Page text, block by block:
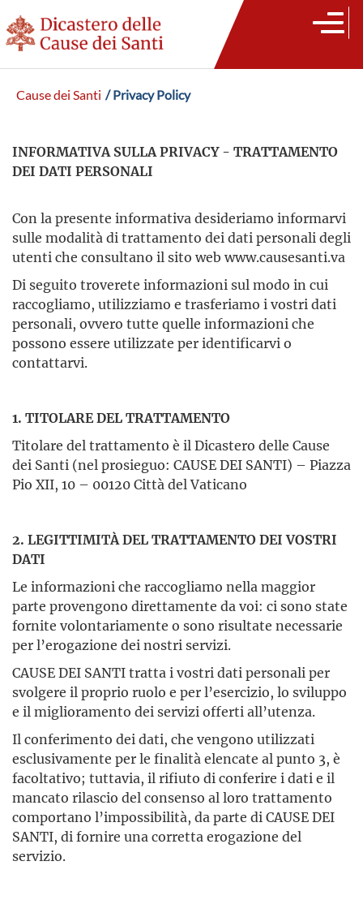
Cause dei Santi / Privacy Policy
INFORMATIVA SULLA PRIVACY - TRATTAMENTO
DEI DATI PERSONALI
Con la presente informativa desideriamo informarvi
sulle modalità di trattamento dei dati personali degli
utenti che consultano il sito web www.causesanti.va
Di seguito troverete informazioni sul modo in cui
raccogliamo, utilizziamo e trasferiamo i vostri dati
personali, ovvero tutte quelle informazioni che
possono essere utilizzate per identificarvi o
contattarvi.
1. TITOLARE DEL TRATTAMENTO
Titolare del trattamento è il Dicastero delle Cause
dei Santi (nel prosieguo: CAUSE DEI SANTI) – Piazza
Pio XII, 10 – 00120 Città del Vaticano
2. LEGITTIMITÀ DEL TRATTAMENTO DEI VOSTRI
DATI
Le informazioni che raccogliamo nella maggior
parte provengono direttamente da voi: ci sono state
fornite volontariamente o sono risultate necessarie
per l’erogazione dei nostri servizi.
CAUSE DEI SANTI tratta i vostri dati personali per
svolgere il proprio ruolo e per l’esercizio, lo sviluppo
e il miglioramento dei servizi offerti all’utenza.
Il conferimento dei dati, che vengono utilizzati
esclusivamente per le finalità elencate al punto 3, è
facoltativo; tuttavia, il rifiuto di conferire i dati e il
mancato rilascio del consenso al loro trattamento
comportano l’impossibilità, da parte di CAUSE DEI
SANTI, di fornire una corretta erogazione del
servizio.